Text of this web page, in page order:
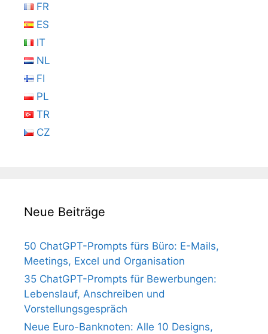
FR
ES
IT
NL
FI
PL
TR
CZ
Neue Beiträge
50 ChatGPT-Prompts fürs Büro: E-Mails,
Meetings, Excel und Organisation
35 ChatGPT-Prompts für Bewerbungen:
Lebenslauf, Anschreiben und
Vorstellungsgespräch
Neue Euro-Banknoten: Alle 10 Designs,